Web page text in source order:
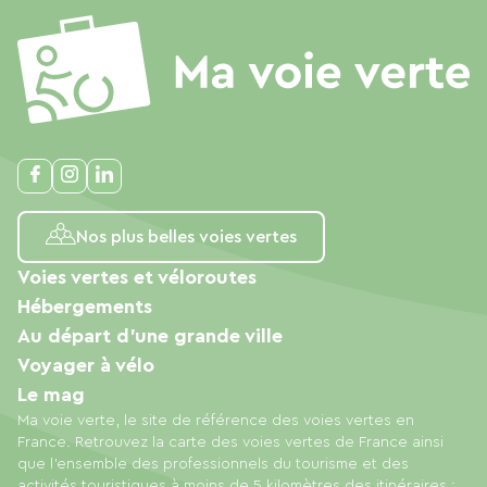
Nos plus belles voies vertes
Ma voie verte, le site de référence des voies vertes en
France. Retrouvez la carte des voies vertes de France ainsi
que l'ensemble des professionnels du tourisme et des
Voies vertes et véloroutes
Hébergements
Au départ d'une grande ville
Voyager à vélo
Le mag